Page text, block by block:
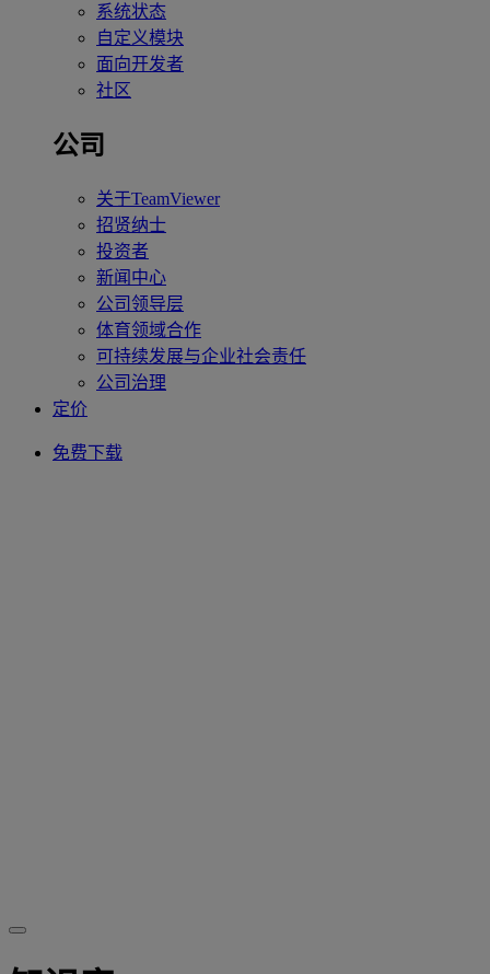
系统状态
自定义模块
面向开发者
社区
公司
关于TeamViewer
招贤纳士
投资者
新闻中心
公司领导层
体育领域合作
可持续发展与企业社会责任
公司治理
定价
免费下载